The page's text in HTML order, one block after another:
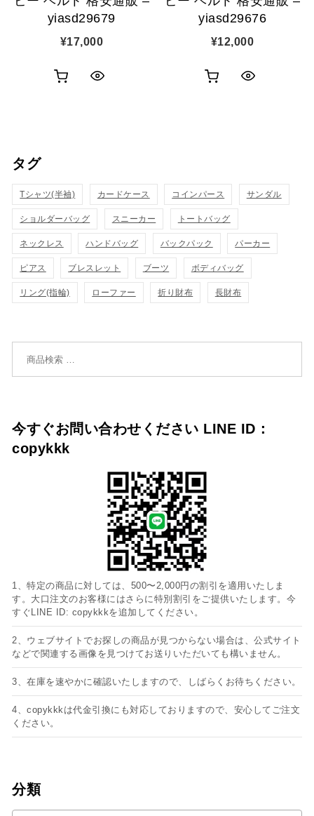
yiasd29679
¥17,000
yiasd29676
¥12,000
タグ
Tシャツ(半袖) カードケース コインパース サンダル
ショルダーバッグ スニーカー トートバッグ
ネックレス ハンドバッグ バックパック パーカー
ピアス ブレスレット ブーツ ボディバッグ
リング(指輪) ローファー 折り財布 長財布
今すぐお問い合わせください LINE ID：
copykkk
1、特定の商品に対しては、500〜2,000円の割引を適用いたしま
す。大口注文のお客様にはさらに特別割引をご提供いたします。今
すぐLINE ID: copykkkを追加してください。
2、ウェブサイトでお探しの商品が見つからない場合は、公式サイト
などで関連する画像を見つけてお送りいただいても構いません。
3、在庫を速やかに確認いたしますので、しばらくお待ちください。
4、copykkkは代金引換にも対応しておりますので、安心してご注文
ください。
分類